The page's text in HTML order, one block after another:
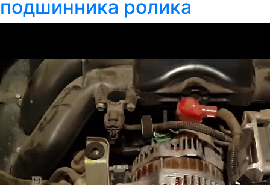
подшинника ролика